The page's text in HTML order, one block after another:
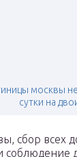
москвы
сутки на
сбор всех
соблюдение